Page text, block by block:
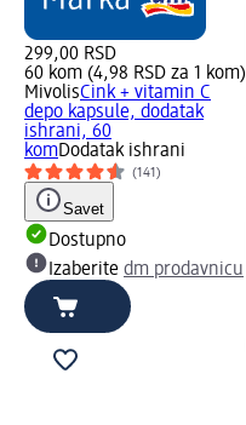
299,00 RSD
60 kom (4,98 RSD za 1 kom)
MivolisCink + vitamin C
depo kapsule, dodatak
ishrani, 60
komDodatak ishrani
(141)
Savet
Dostupno
Izaberite dm prodavnicu